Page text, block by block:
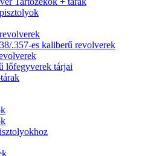
.357-es kaliberű revolverek
lőfegyverek tárjai